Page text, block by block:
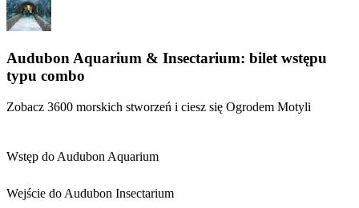
Audubon Aquarium & Insectarium: bilet wstępu
typu combo
Zobacz 3600 morskich stworzeń i ciesz się Ogrodem Motyli
Wstęp do Audubon Aquarium
Wejście do Audubon Insectarium